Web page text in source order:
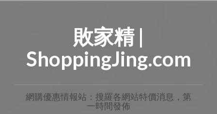
敗家精 |
ShoppingJing.com
網購優惠情報站：搜羅各網站特價消息，第
一時間發佈